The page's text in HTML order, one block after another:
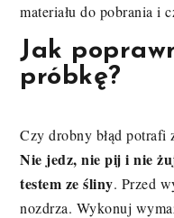
materiału do pobrania i
Jak
próbkę?
Czy drobny błąd potrafi
Nie jedz, nie pij i nie
testem ze śliny. Przed
nozdrza. Wykonuj